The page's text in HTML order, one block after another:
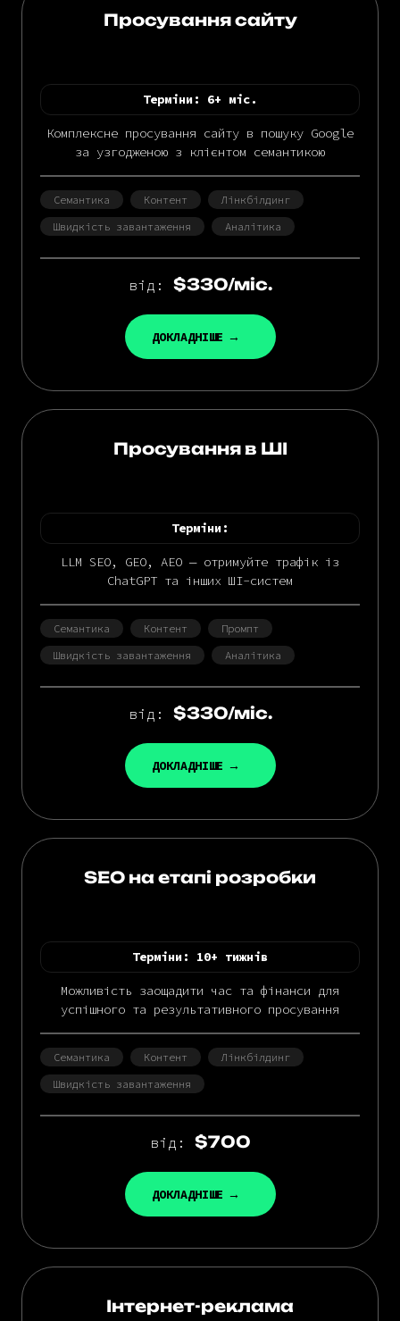
Просування сайту
Терміни: 6+ міс.
Комплексне просування сайту в пошуку Google
за узгодженою з клієнтом семантикою
Семантика Контент
Лінкбілдинг
Швидкість завантаження
Аналітика
від: $330/міс.
ДОКЛАДНІШЕ
Просування в ШІ
Терміни:
LLM SEO, GEO, AEO — отримуйте трафік із
ChatGPT та інших ШІ-систем
Семантика Контент
Промпт
Швидкість завантаження
Аналітика
від: $330/міс.
ДОКЛАДНІШЕ
SEO на етапі розробки
Терміни: 10+ тижнів
Можливість заощадити час та фінанси для
успішного та результативного просування
Семантика Контент
Лінкбілдинг
Швидкість завантаження
від: $700
ДОКЛАДНІШЕ
Інтернет-реклама